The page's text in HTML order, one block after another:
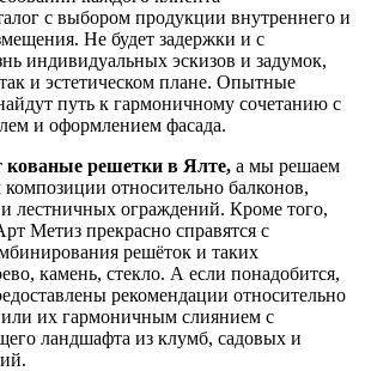
с выбором продукции внутреннего и
Не будет задержки и с
индивидуальных эскизов и задумок,
и эстетическом плане. Опытные
путь к гармоничному сочетанию с
и оформлением фасада.
кованые решетки в Ялте, а мы решаем
относительно балконов,
лестничных ограждений. Кроме того,
Метиз прекрасно справятся с
решёток и таких
камень, стекло. А если понадобится,
рекомендации относительно
или их гармоничным слиянием с
ландшафта из клумб, садовых и